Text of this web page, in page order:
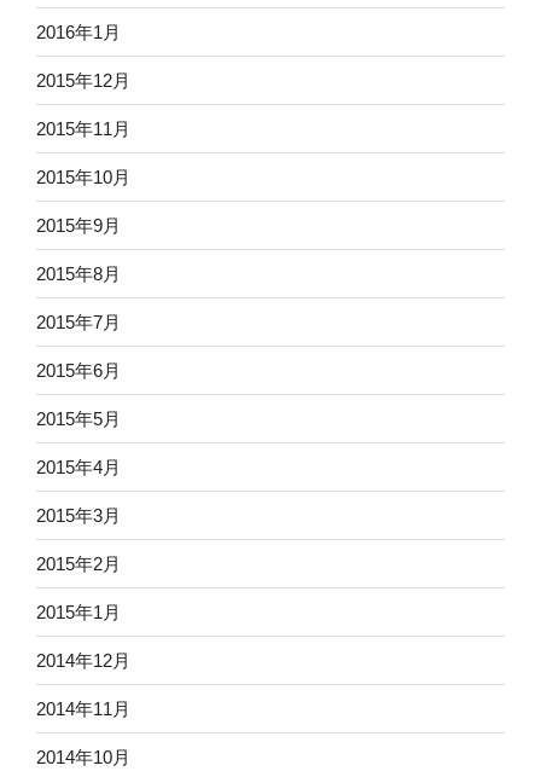
2016年1月
2015年12月
2015年11月
2015年10月
2015年9月
2015年8月
2015年7月
2015年6月
2015年5月
2015年4月
2015年3月
2015年2月
2015年1月
2014年12月
2014年11月
2014年10月